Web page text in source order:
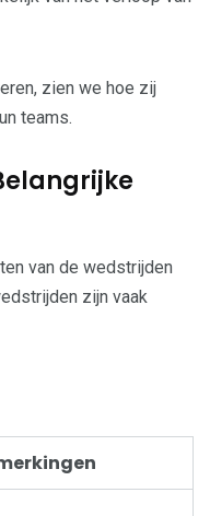
zien we hoe zij
teams.
van de wedstrijden
zijn vaak